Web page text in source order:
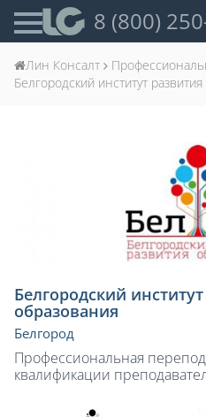
8 (800)
Лин Консалт
Белгородский институт
Белгородский
образования
Белгород
Профессиональная
квалификации